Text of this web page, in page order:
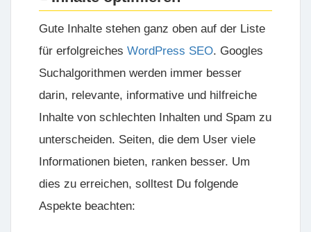
Gute Inhalte stehen ganz oben auf der Liste
für erfolgreiches WordPress SEO. Googles
Suchalgorithmen werden immer besser
darin, relevante, informative und hilfreiche
Inhalte von schlechten Inhalten und Spam zu
unterscheiden. Seiten, die dem User viele
Informationen bieten, ranken besser. Um
dies zu erreichen, solltest Du folgende
Aspekte beachten: